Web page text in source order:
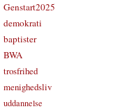
Genstart2025
demokrati
baptister
BWA
trosfrihed
menighedsliv
uddannelse